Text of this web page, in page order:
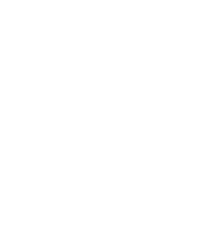
Další pláž
centrum a vodní
formou bufetu